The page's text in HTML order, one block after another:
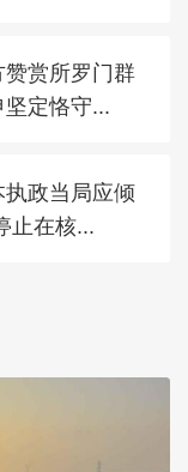
赏所罗门群
定恪守...
政当局应倾
止在核...